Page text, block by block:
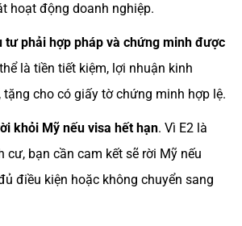
hoạt động doanh nghiệp.
tư phải hợp pháp và chứng minh được
là tiền tiết kiệm, lợi nhuận kinh
tặng cho có giấy tờ chứng minh hợp lệ.
khỏi Mỹ nếu visa hết hạn. Vì E2 là
cư, bạn cần cam kết sẽ rời Mỹ nếu
điều kiện hoặc không chuyển sang